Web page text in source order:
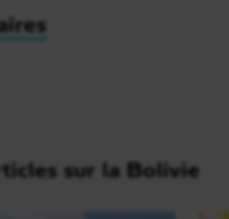
sur la Bolivie